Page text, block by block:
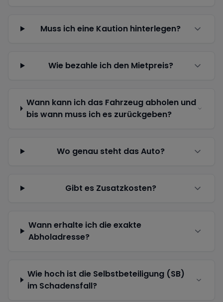
Muss ich eine Kaution hinterlegen?
Wie bezahle ich den Mietpreis?
Wann kann ich das Fahrzeug abholen und
bis wann muss ich es zurückgeben?
Wo genau steht das Auto?
Gibt es Zusatzkosten?
Wann erhalte ich die exakte
Abholadresse?
Wie hoch ist die Selbstbeteiligung (SB)
im Schadensfall?